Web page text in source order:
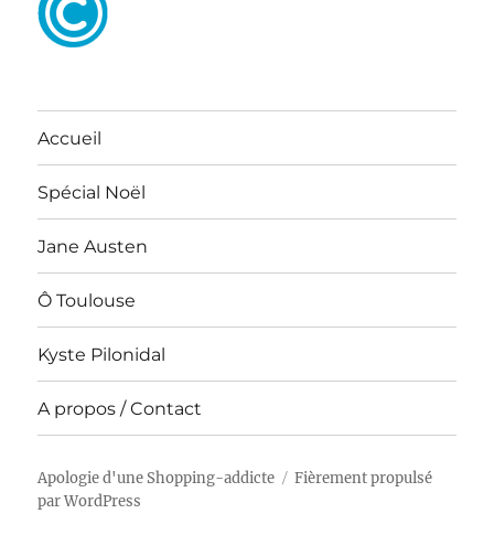
Accueil
Spécial Noël
Jane Austen
Ô Toulouse
Kyste Pilonidal
A propos / Contact
Apologie d'une Shopping-addicte
Fièrement propulsé
par WordPress